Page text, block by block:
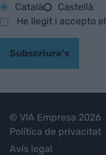
Català
Castellà
He llegit i accepto
Subscriure's
© VIA Empresa 2026
Política de privacitat
Avís legal